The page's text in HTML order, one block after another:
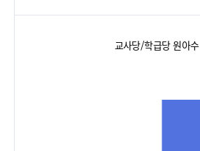
교사당/학급당 원아수